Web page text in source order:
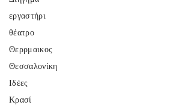
εργαστήρι
θέατρο
Θερρμαικος
Θεσσαλονίκη
Ιδέες
Κρασί